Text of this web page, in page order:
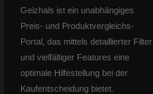
Geizhals ist ein unabhängiges
Preis- und Produktvergleichs-
Portal, das mittels detaillierter Filter
und vielfältiger Features eine
optimale Hilfestellung bei der
Kaufentscheidung bietet.